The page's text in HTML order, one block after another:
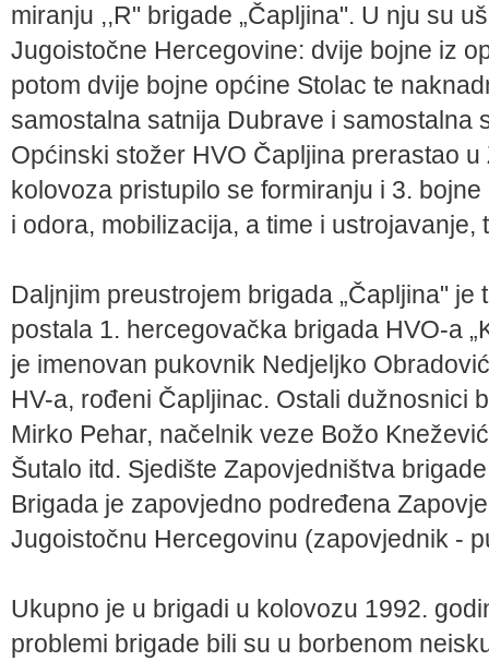
miranju ,,R" brigade „Čapljina". U nju su
Jugoistočne Hercegovine: dvije bojne iz
potom dvije bojne općine Stolac te
samostalna satnija Dubrave i samostalna
Općinski stožer HVO Čapljina prerastao
kolovoza pristupilo se formiranju i 3.
i odora, mobilizacija, a time i ustrojavanje,
Daljnjim preustrojem brigada „Čapljina"
postala 1. hercegovačka brigada HVO-a
je imenovan pukovnik Nedjeljko
HV-a, rođeni Čapljinac. Ostali dužnosnici
Mirko Pehar, načelnik veze Božo
Šutalo itd. Sjedište Zapovjedništva
Brigada je zapovjedno podređena
Jugoistočnu Hercegovinu (zapovjednik -
Ukupno je u brigadi u kolovozu 1992.
problemi brigade bili su u borbenom